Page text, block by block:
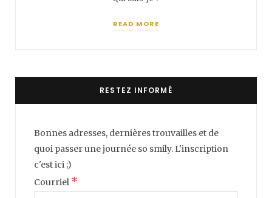
READ MORE
RESTEZ INFORMÉ
Bonnes adresses, dernières trouvailles et de
quoi passer une journée so smily. L'inscription
c'est ici ;)
Courriel *